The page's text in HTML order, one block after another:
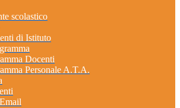
scolastico
di Istituto
Docenti
Personale A.T.A.